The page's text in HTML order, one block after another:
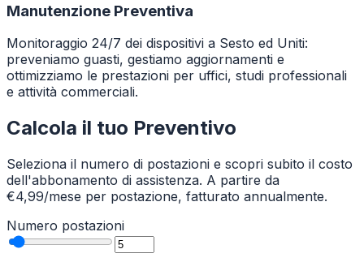
Manutenzione Preventiva
Monitoraggio 24/7 dei dispositivi a Sesto ed Uniti:
preveniamo guasti, gestiamo aggiornamenti e
ottimizziamo le prestazioni per uffici, studi professionali
e attività commerciali.
Calcola il tuo Preventivo
Seleziona il numero di postazioni e scopri subito il costo
dell'abbonamento di assistenza. A partire da
€4,99/mese per postazione, fatturato annualmente.
Numero postazioni